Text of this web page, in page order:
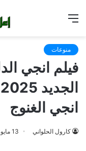
منوعات
فيلم انجي
انجي الغنوج
كارول الحلواني 13 مايو، 2025